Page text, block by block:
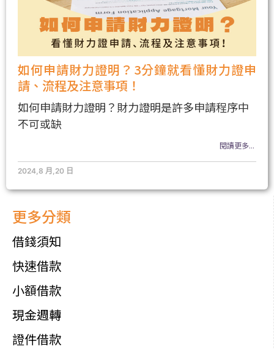
更多分類
借錢須知
快速借款
小額借款
現金週轉
證件借款
如何申請財力證明？3分鐘就看懂財力證申
請、流程及注意事項！
如何申請財力證明？財力證明是許多申請程序中
不可或缺
閱讀更多...
2024,8 月,20 日